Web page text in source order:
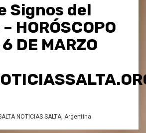
Signos del
HORÓSCOPO
DE MARZO
NOTICIAS SALTA, Argentina